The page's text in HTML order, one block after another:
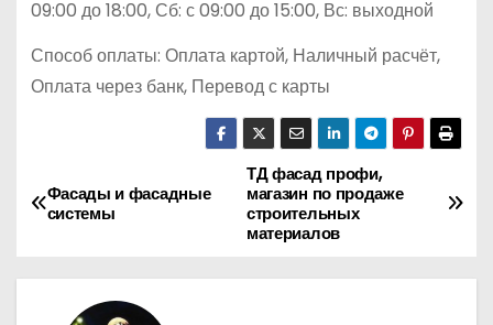
09:00 до 18:00, Сб: с 09:00 до 15:00, Вс: выходной
Способ оплаты: Оплата картой, Наличный расчёт,
Оплата через банк, Перевод с карты
Н
а
в
ТД фасад профи,
магазин по продаже
строительных
материалов
Фасады и фасадные
системы